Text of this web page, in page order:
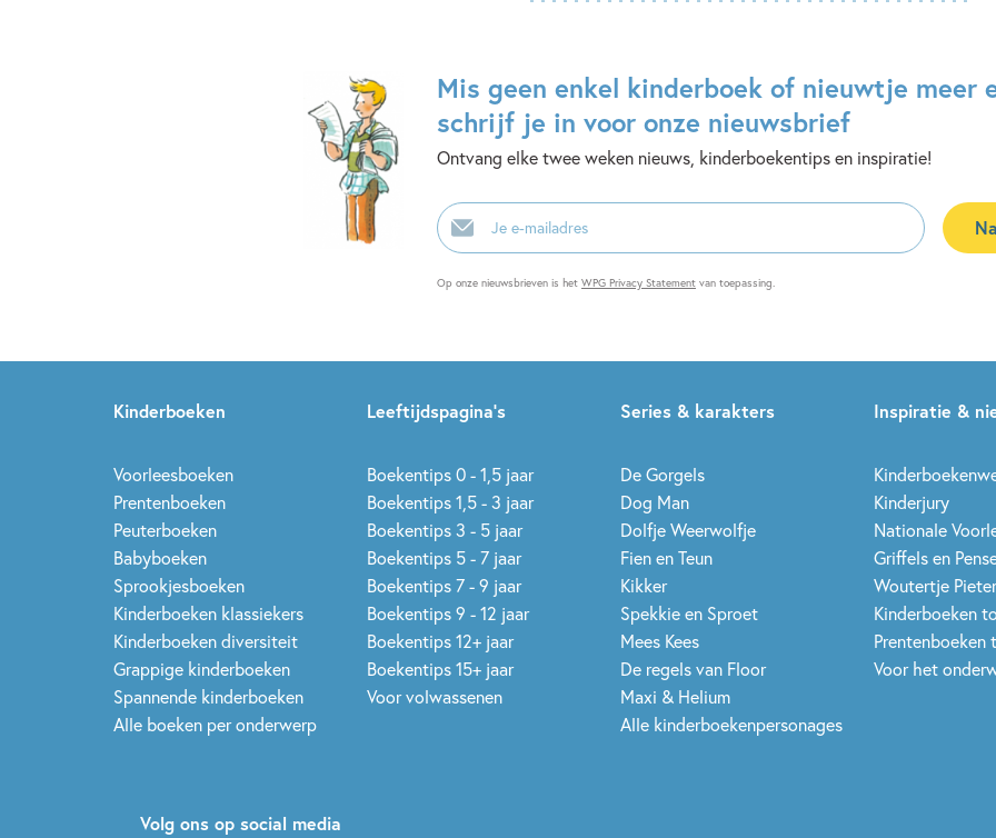
Mis geen enkel kinderboek of nieuwtje meer
schrijf je in voor onze nieuwsbrief
Ontvang elke twee weken nieuws, kinderboekentips en inspiratie!
E-
mailadres
Op onze nieuwsbrieven is het WPG Privacy Statement van toepassing.
Kinderboeken
Voorleesboeken
Prentenboeken
Peuterboeken
Babyboeken
Sprookjesboeken
Kinderboeken klassiekers
Kinderboeken diversiteit
Grappige kinderboeken
Spannende kinderboeken
Alle boeken per onderwerp
Leeftijdspagina’s
Boekentips 0 - 1,5 jaar
Boekentips 1,5 - 3 jaar
Boekentips 3 - 5 jaar
Boekentips 5 - 7 jaar
Boekentips 7 - 9 jaar
Boekentips 9 - 12 jaar
Boekentips 12+ jaar
Boekentips 15+ jaar
Voor volwassenen
Series & karakters
De Gorgels
Dog Man
Dolfje Weerwolfje
Fien en Teun
Kikker
Spekkie en Sproet
Mees Kees
De regels van Floor
Maxi & Helium
Alle kinderboekenpersonages
Inspiratie &
Kinderjury
Nationale
Griffels en
Woutertje
Kinderboeken
Prentenboeken
Voor het
Volg ons op social media